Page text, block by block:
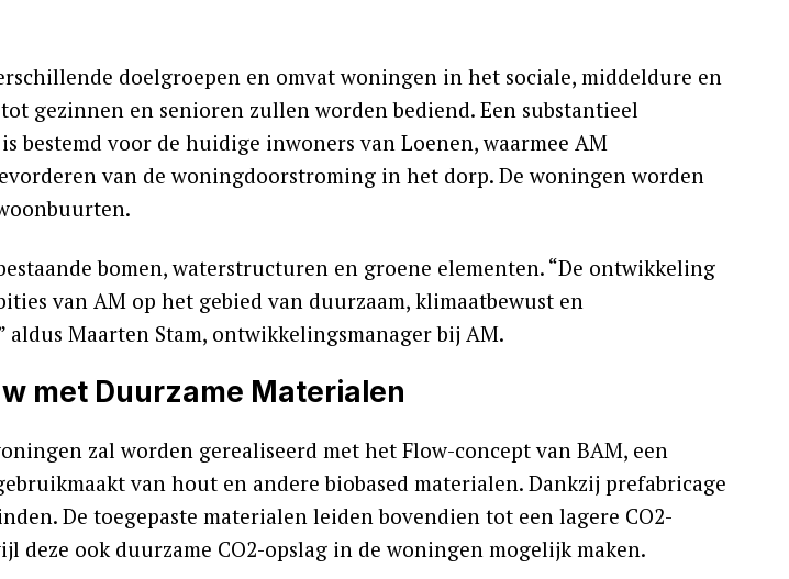
doelgroepen en omvat woningen in het sociale, middeldure en
gezinnen en senioren zullen worden bediend. Een substantieel
bestemd voor de huidige inwoners van Loenen, waarmee AM
van de woningdoorstroming in het dorp. De woningen worden
bomen, waterstructuren en groene elementen. “De ontwikkeling
van AM op het gebied van duurzaam, klimaatbewust en
Maarten Stam, ontwikkelingsmanager bij AM.
met Duurzame Materialen
zal worden gerealiseerd met het Flow-concept van BAM, een
van hout en andere biobased materialen. Dankzij prefabricage
De toegepaste materialen leiden bovendien tot een lagere CO2-
deze ook duurzame CO2-opslag in de woningen mogelijk maken.